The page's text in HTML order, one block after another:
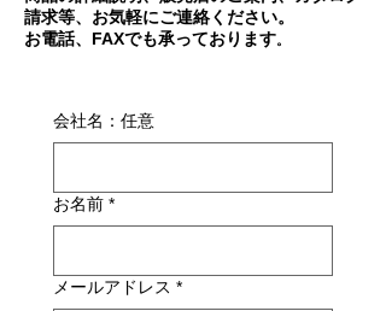
請求等、お気軽にご連絡ください。
お電話、FAXでも承っております。
会社名：任意
お名前 *
メールアドレス *